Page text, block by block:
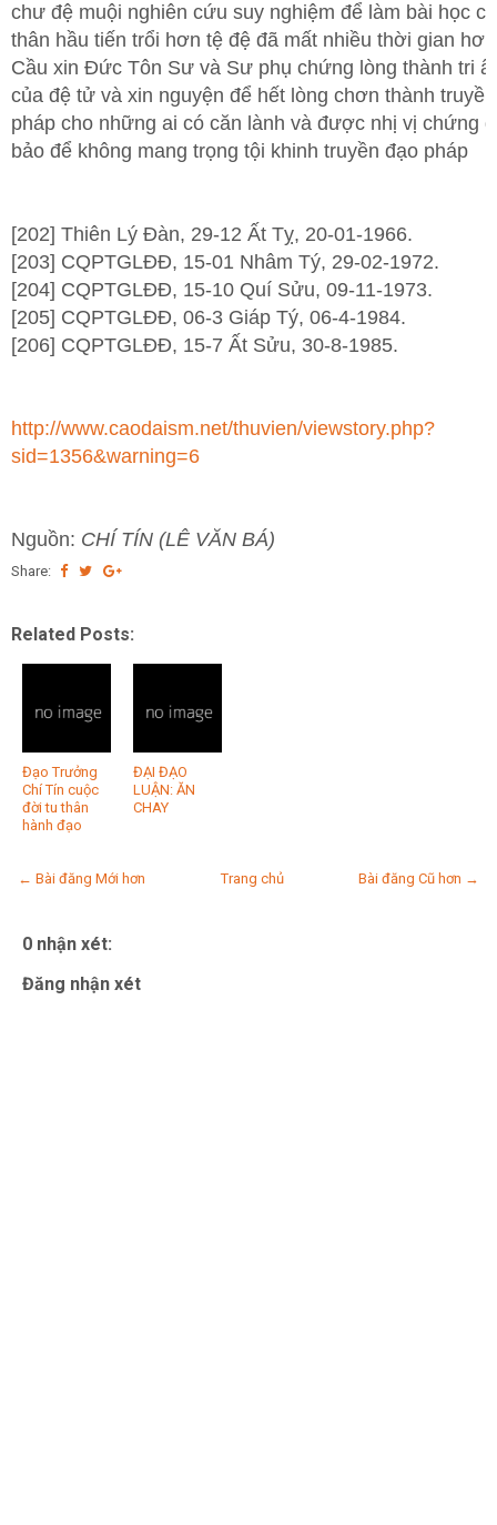
chư đệ muội nghiên cứu suy nghiệm để làm bài học
thân hầu tiến trổi hơn tệ đệ đã mất nhiều thời gian
Cầu xin Đức Tôn Sư và Sư phụ chứng lòng thành tri
của đệ tử và xin nguyện để hết lòng chơn thành
pháp cho những ai có căn lành và được nhị vị chứng
bảo để không mang trọng tội khinh truyền đạo pháp
[202] Thiên Lý Đàn, 29-12 Ất Tỵ, 20-01-1966.
[203] CQPTGLĐĐ, 15-01 Nhâm Tý, 29-02-1972.
[204] CQPTGLĐĐ, 15-10 Quí Sửu, 09-11-1973.
[205] CQPTGLĐĐ, 06-3 Giáp Tý, 06-4-1984.
[206] CQPTGLĐĐ, 15-7 Ất Sửu, 30-8-1985.
http://www.caodaism.net/thuvien/viewstory.php?
sid=1356&warning=6
Nguồn: CHÍ TÍN (LÊ VĂN BÁ)
Share:
Related Posts:
Đạo Trưởng
Chí Tín cuộc
đời tu thân
hành đạo
ĐẠI ĐẠO
LUẬN: ĂN
CHAY
← Bài đăng Mới hơn Bài đăng Cũ hơn →
Trang chủ
0 nhận xét:
Đăng nhận xét